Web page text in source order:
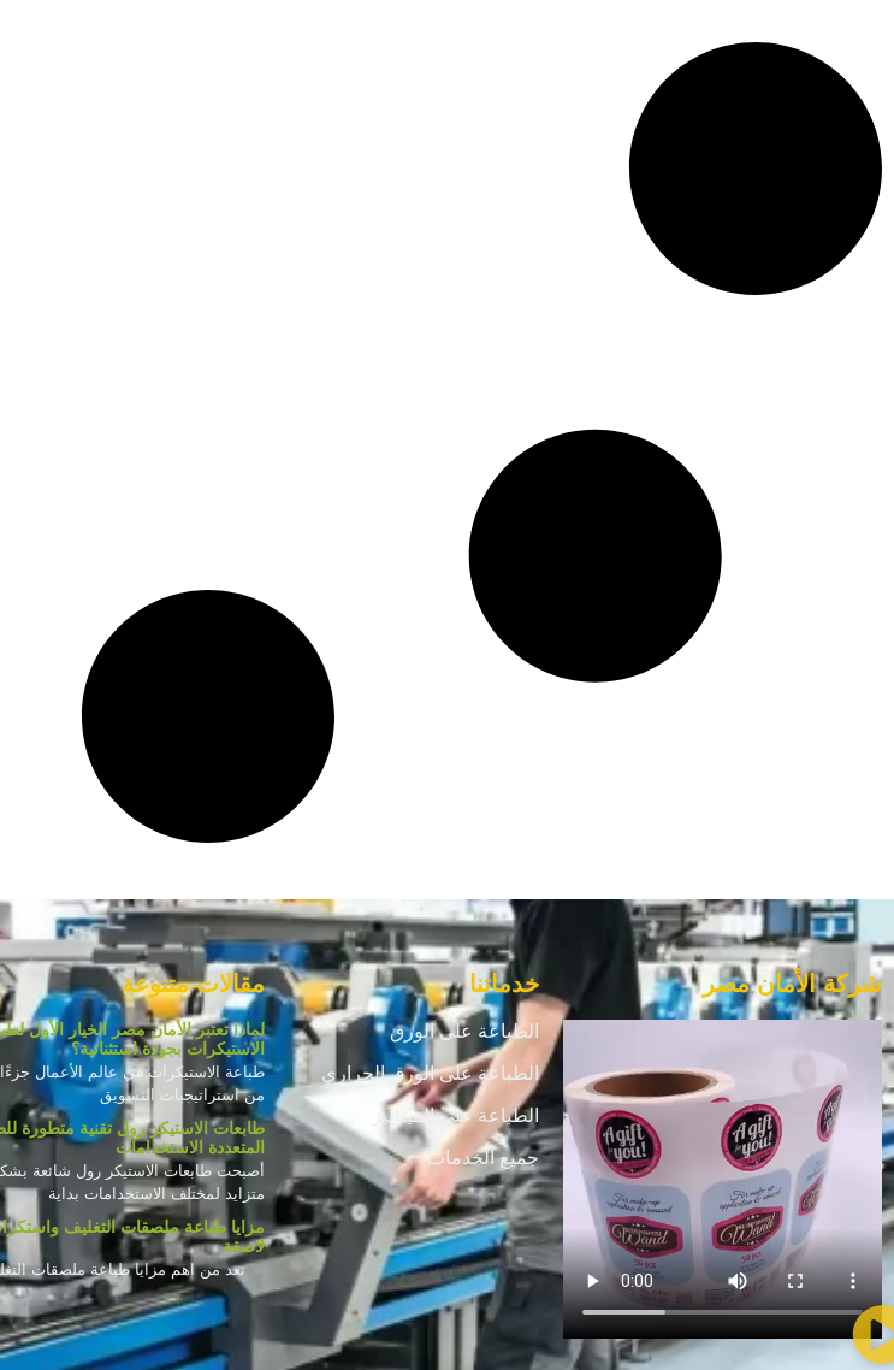
شركة الأمان مصر خدماتنا
الطباعة على الورق
الطباعة على الورق الحراري
الطباعة علي الميتاليز
جميع الخدمات
مقالات متنوعة
لماذا تعتبر الأمان مصر الخيار الأول
الاستيكرات بجودة استثنائية؟
طباعة الاستيكرات في عالم الأعمال
من استراتيجيات التسويق
طابعات الاستيكر رول تقنية متطورة
المتعددة الاستخدامات
أصبحت طابعات الاستيكر رول شائعة
متزايد لمختلف الاستخدامات بداية
مزايا طباعة ملصقات التغليف
لاصقة
تعد من اهم مزايا طباعة ملصقات